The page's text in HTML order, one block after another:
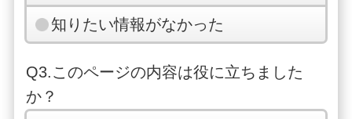
知りたい情報がなかった
Q3.このページの内容は役に立ちました
か？